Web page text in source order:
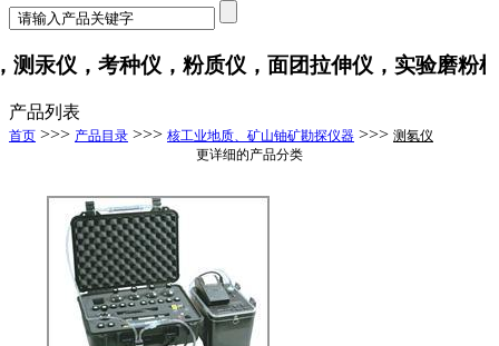
，考种仪，粉质仪，面团拉伸仪，实验磨粉
产品列表
首页 >>> 产品目录 >>> 核工业地质、矿山铀矿勘探仪器 >>> 测氡仪
更详细的产品分类